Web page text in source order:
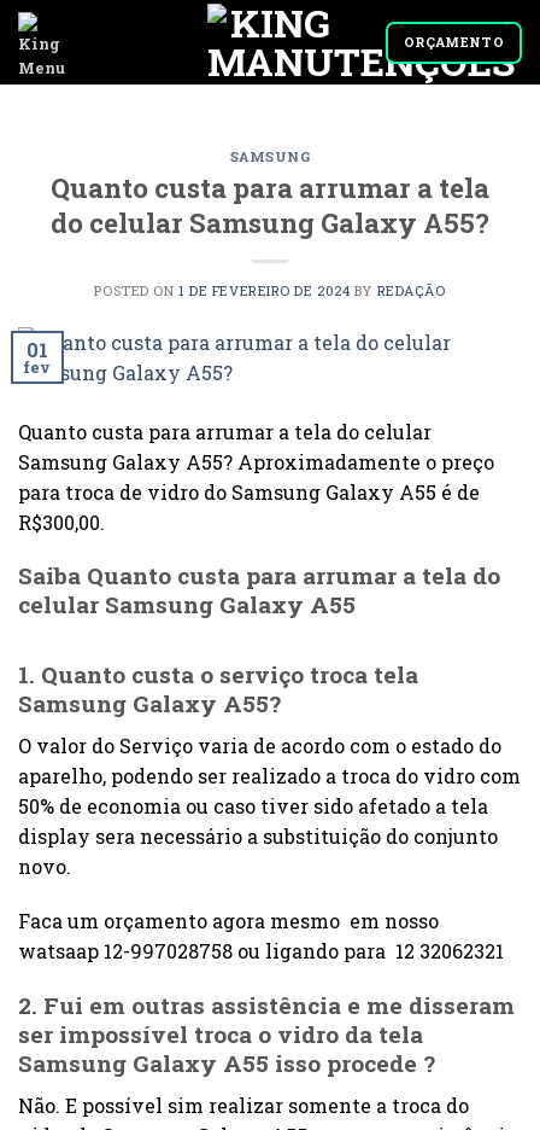
Skip
content
ORÇAMENTO
SAMSUNG
Quanto custa para arrumar a tela
do celular Samsung Galaxy A55?
POSTED ON1 DE FEVEREIRO DE 2024 BY REDAÇÃO
01
fev
Quanto custa para arrumar a tela do celular
Samsung Galaxy A55? Aproximadamente o preço
para troca de vidro do Samsung Galaxy A55 é de
R$300,00.
Saiba Quanto custa para arrumar a tela do
celular Samsung Galaxy A55
1. Quanto custa o serviço troca tela
Samsung Galaxy A55?
O valor do Serviço varia de acordo com o estado do
aparelho, podendo ser realizado a troca do vidro com
50% de economia ou caso tiver sido afetado a tela
display sera necessário a substituição do conjunto
novo.
Faca um orçamento agora mesmo em nosso
watsaap 12-997028758 ou ligando para 12 32062321
2. Fui em outras assistência e me disseram
ser impossível troca o vidro da tela
Samsung Galaxy A55 isso procede ?
Não. E possível sim realizar somente a troca do